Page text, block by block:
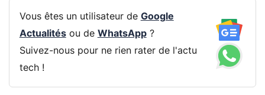
Vous êtes un utilisateur de Google
Actualitésou de WhatsApp?
Suivez-nous pour ne rien rater de l'actu
tech !